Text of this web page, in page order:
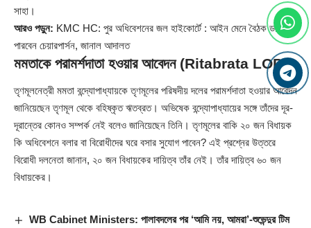
সাহা।
আরও পড়ুন: KMC HC: পুর অধিবেশনের জল হাইকোর্টে : আইন মেনে বৈঠক ডাকতে
পারবেন চেয়ারপার্সন, জানাল আদালত
মমতাকে পরামর্শদাতা হওয়ার আবেদন (Ritabrata LOP)
তৃণমূলনেত্রী মমতা বন্দ্যোপাধ্যায়কে তৃণমূলের পরিষদীয় দলের পরামর্শদাতা হওয়ার আবেদন
জানিয়েছেন তৃণমূল থেকে বহিষ্কৃত ঋতব্রত। অভিষেক বন্দ্যোপাধ্যায়ের সঙ্গে তাঁদের দূর-
দূরান্তের কোনও সম্পর্ক নেই বলেও জানিয়েছেন তিনি। তৃণমূলের বাকি ২০ জন বিধায়ক
কি অধিবেশনে বলার বা বিরোধীদের ঘরে বসার সুযোগ পাবেন? এই প্রশ্নের উত্তরে
বিরোধী দলনেতা জানান, ২০ জন বিধায়কের দায়িত্ব তাঁর নেই। তাঁর দায়িত্ব ৬০ জন
বিধায়কের।
WB Cabinet Ministers: পালাবদলের পর ‘আমি নয়, আমরা’-শুভেন্দুর টিম